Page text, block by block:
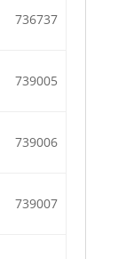
736737
739005
739006
739007